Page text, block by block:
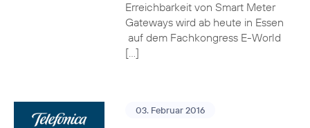
Erreichbarkeit von Smart Meter
Gateways wird ab heute in Essen
auf dem Fachkongress E-World
[…]
03. Februar 2016